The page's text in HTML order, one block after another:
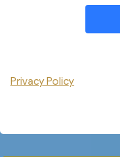
Privacy Policy